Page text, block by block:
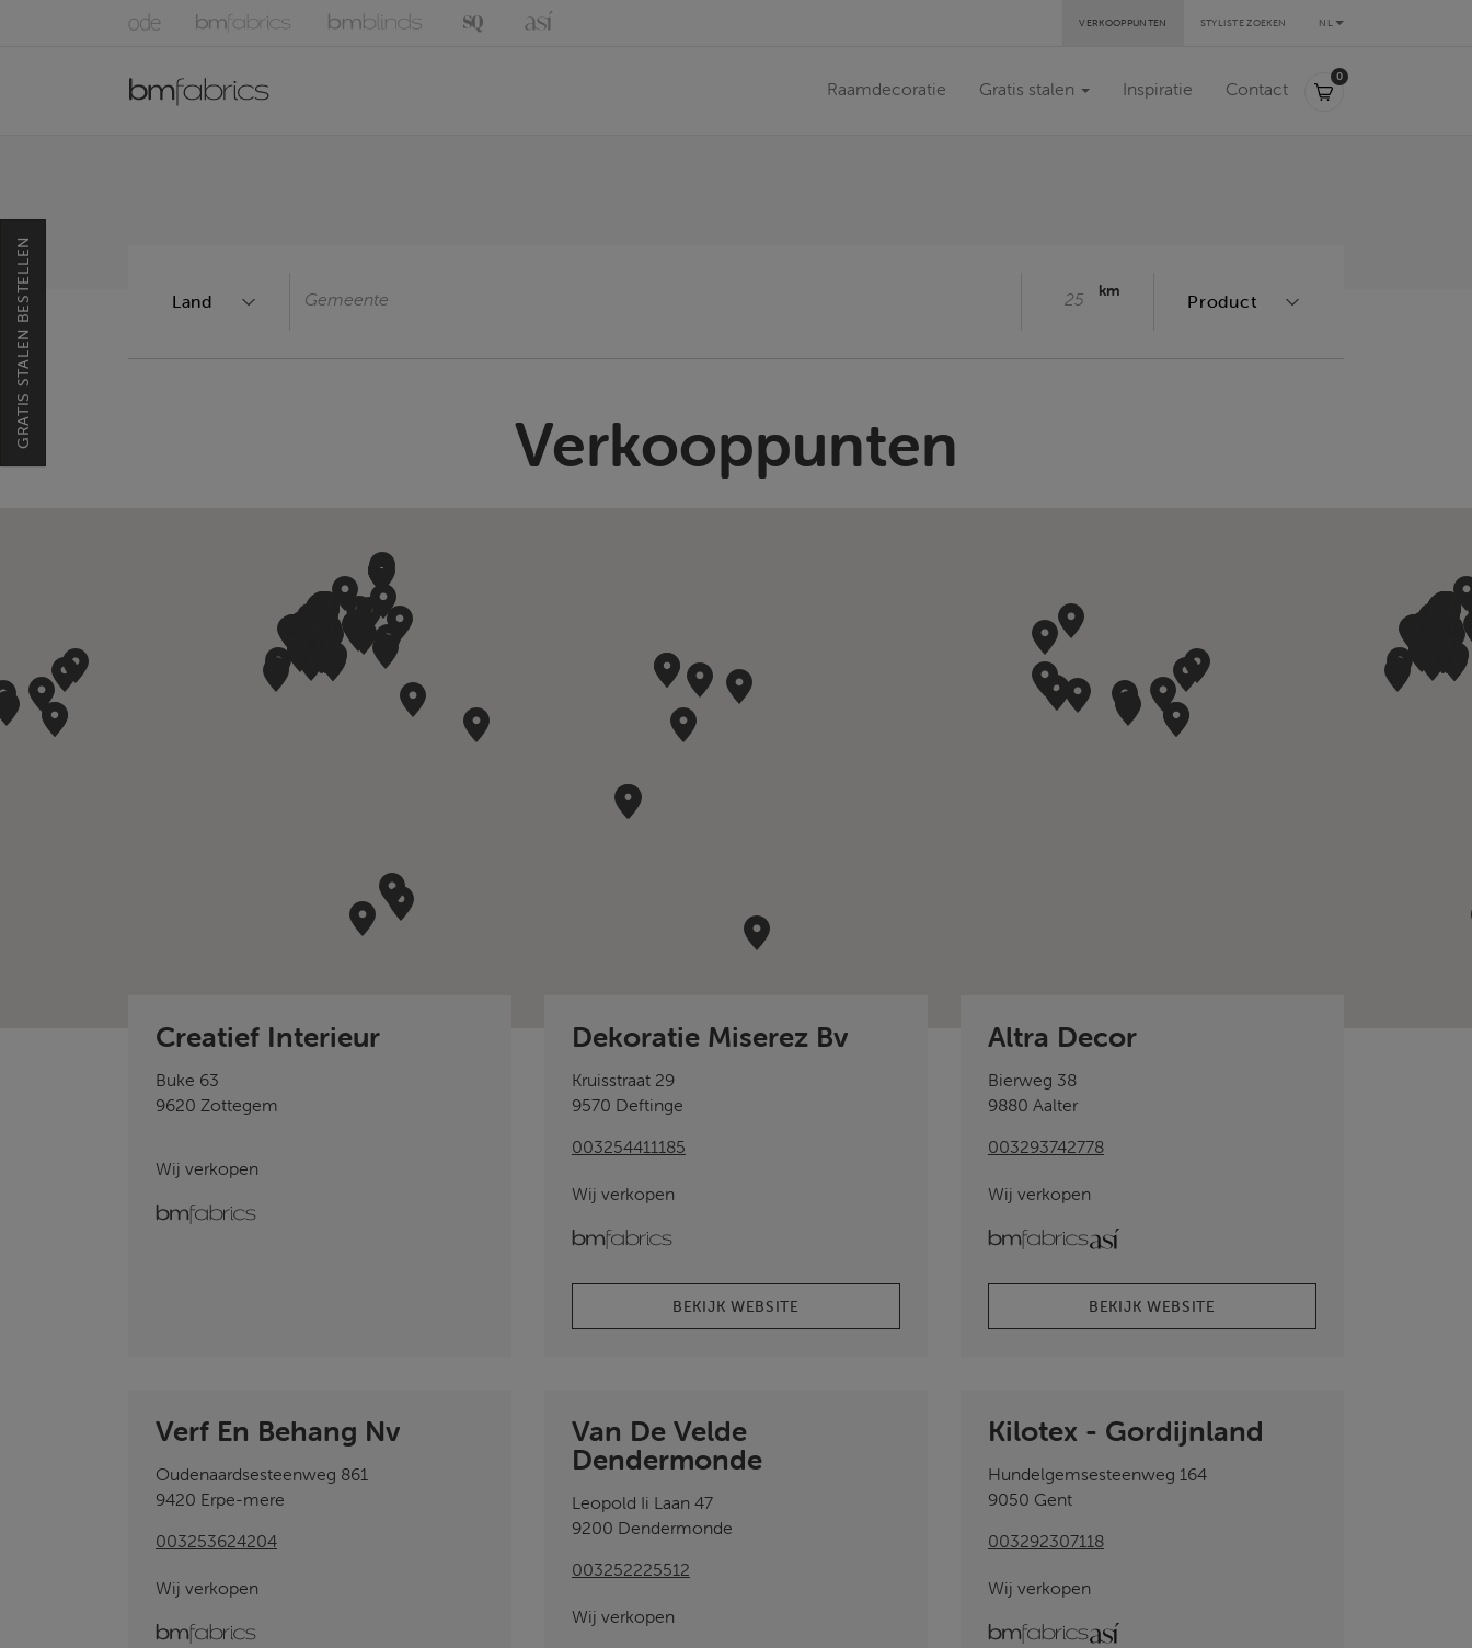
NL
VERKOOPPUNTEN STYLISTE ZOEKEN
Raamdecoratie Gratis stalen Inspiratie Contact
00,00 €
LandLand km Product
Product
Verkooppunten
Creatief Interieur
Buke 63
9620 Zottegem
Wij verkopen
bmfabrics
Dekoratie Miserez Bv
Kruisstraat 29
9570 Deftinge
003254411185
Wij verkopen
bmfabrics
BEKIJK WEBSITE
Altra Decor
Bierweg 38
9880 Aalter
003293742778
Wij verkopen
bmfabrics ASI
BEKIJK WEBSITE
Verf En Behang Nv
Oudenaardsesteenweg 861
9420 Erpe-mere
003253624204
Wij verkopen
bmfabrics
Van De Velde
Dendermonde
Leopold Ii Laan 47
9200 Dendermonde
003252225512
Wij verkopen
Kilotex - Gordijnland
Hundelgemsesteenweg 164
9050 Gent
003292307118
Wij verkopen
bmfabrics ASI
GRATIS STALEN BESTELLEN